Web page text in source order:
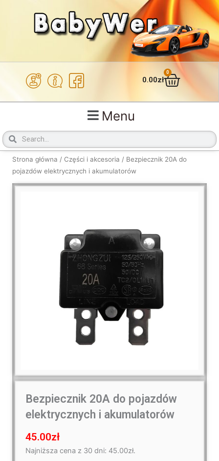
0.00zł
0
Wózek
Menu
SzukajSzukaj
Strona główna / Części i akcesoria / Bezpiecznik 20A do
pojazdów elektrycznych i akumulatorów
Bezpiecznik 20A do pojazdów
elektrycznych i akumulatorów
45.00zł
Najniższa cena z 30 dni: 45.00zł.